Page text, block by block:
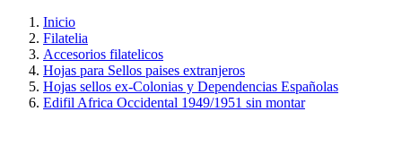
Inicio
Filatelia
Accesorios filatelicos
Hojas para Sellos paises extranjeros
Hojas sellos ex-Colonias y Dependencias Españolas
Edifil Africa Occidental 1949/1951 sin montar